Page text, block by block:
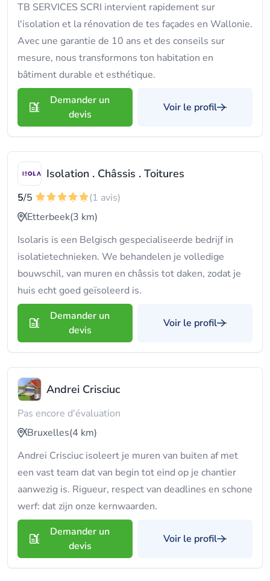
TB SERVICES SCRI intervient rapidement sur
l'isolation et la rénovation de tes façades en Wallonie.
Avec une garantie de 10 ans et des conseils sur
mesure, nous transformons ton habitation en
bâtiment durable et esthétique.
Demander un
devis
Voir le profil
Isolation . Châssis . Toitures
5/5
(1 avis)
Etterbeek(3 km)
Isolaris is een Belgisch gespecialiseerde bedrijf in
isolatietechnieken. We behandelen je volledige
bouwschil, van muren en châssis tot daken, zodat je
huis echt goed geïsoleerd is.
Demander un
devis
Voir le profil
Andrei Crisciuc
Pas encore d'évaluation
Bruxelles(4 km)
Andrei Crisciuc isoleert je muren van buiten af met
een vast team dat van begin tot eind op je chantier
aanwezig is. Rigueur, respect van deadlines en schone
werf: dat zijn onze kernwaarden.
Demander un
devis
Voir le profil